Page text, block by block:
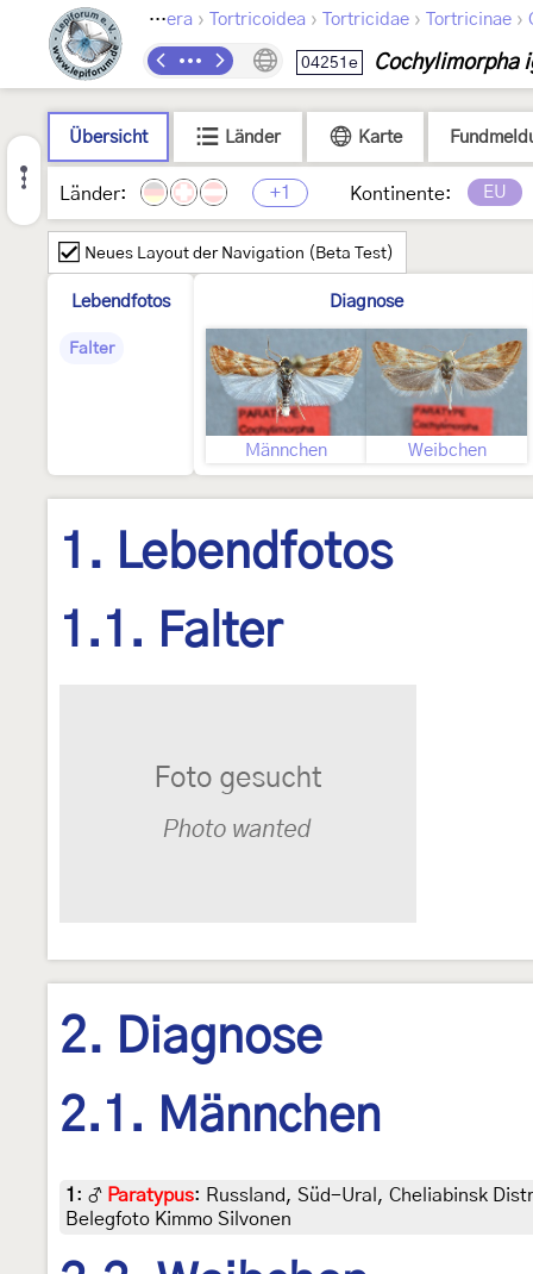
Lepidoptera › Tortricoidea › Tortricidae › Tortricinae ›
04251e Cochylimorpha
Übersicht Länder Karte
Länder: +1 Kontinente: EU
Neues Layout der Navigation (Beta Test)
Lebendfotos
Falter
Diagnose
Männchen Weibchen
1. Lebendfotos
1.1. Falter
2. Diagnose
2.1. Männchen
1 : ♂ Paratypus: Russland, Süd-Ural, Cheliabinsk
Belegfoto Kimmo Silvonen